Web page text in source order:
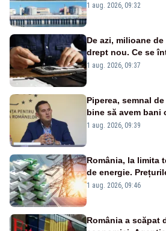
în pericol Centrala
1 aug. 2026, 09:32
De azi, milioane
drept nou. Ce se
un produs
1 aug. 2026, 09:37
Piperea, semnal
bine să avem bani
alertei energetice?
1 aug. 2026, 09:39
România, la limita
de energie.
Analiză Realitatea
1 aug. 2026, 09:46
România a scăpat